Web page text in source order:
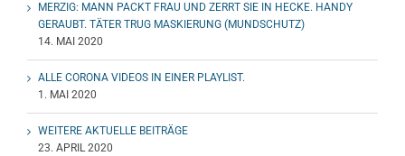
MERZIG: MANN PACKT FRAU UND ZERRT SIE IN HECKE. HANDY
GERAUBT. TÄTER TRUG MASKIERUNG (MUNDSCHUTZ)
14. MAI 2020
ALLE CORONA VIDEOS IN EINER PLAYLIST.
1. MAI 2020
WEITERE AKTUELLE BEITRÄGE
23. APRIL 2020